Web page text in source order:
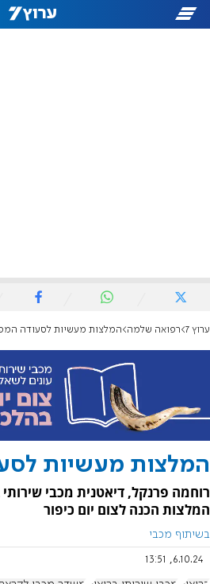
ערוץ 7 רפואה שלמה המלצות מעשיות לסעודה
המלצות מעשיות
רוחמה פרנקל, דיאטנית מכבי
המלצות הכנה לצום יום כיפור
בשיתוף מכבי
6.10.24, 13:51